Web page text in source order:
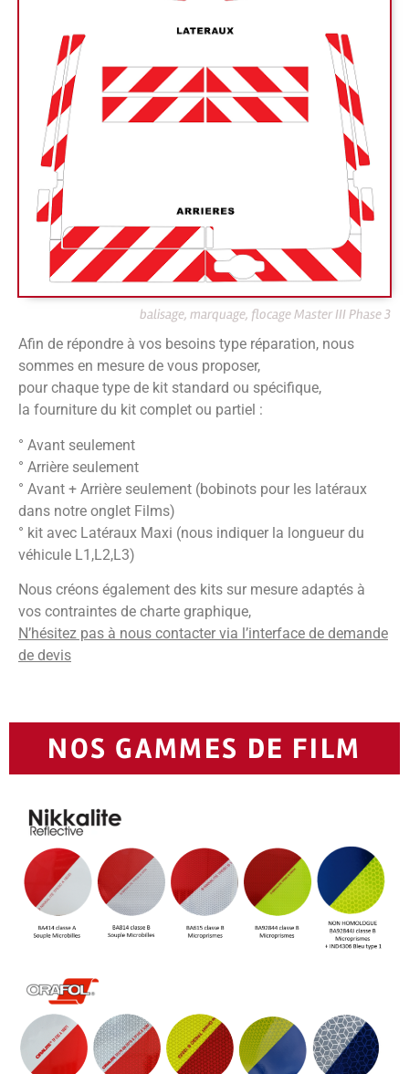
balisage, marquage, flocage Master III Phase 3
Afin de répondre à vos besoins type réparation, nous
sommes en mesure de vous proposer,
pour chaque type de kit standard ou spécifique,
la fourniture du kit complet ou partiel :
° Avant seulement
° Arrière seulement
° Avant + Arrière seulement (bobinots pour les latéraux
dans notre onglet Films)
° kit avec Latéraux Maxi (nous indiquer la longueur du
véhicule L1,L2,L3)
Nous créons également des kits sur mesure adaptés à
vos contraintes de charte graphique,
N’hésitez pas à nous contacter via l’interface de demande
de devis
NOS GAMMES DE FILM